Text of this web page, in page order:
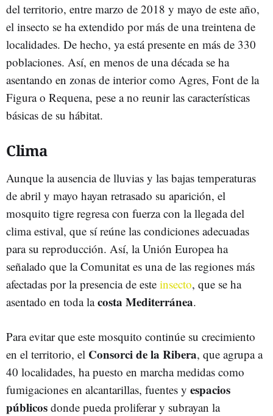
del territorio, entre marzo de 2018 y mayo de este año,
el insecto se ha extendido por más de una treintena de
localidades. De hecho, ya está presente en más de 330
poblaciones. Así, en menos de una década se ha
asentando en zonas de interior como Agres, Font de la
Figura o Requena, pese a no reunir las características
básicas de su hábitat.
Clima
Aunque la ausencia de lluvias y las bajas temperaturas
de abril y mayo hayan retrasado su aparición, el
mosquito tigre regresa con fuerza con la llegada del
clima estival, que sí reúne las condiciones adecuadas
para su reproducción. Así, la Unión Europea ha
señalado que la Comunitat es una de las regiones más
afectadas por la presencia de este insecto, que se ha
asentado en toda lacosta Mediterránea.
Para evitar que este mosquito continúe su crecimiento
en el territorio, el Consorci de la Ribera, que agrupa a
40 localidades, ha puesto en marcha medidas como
fumigaciones en alcantarillas, fuentes y espacios
públicos donde pueda proliferar y subrayan la